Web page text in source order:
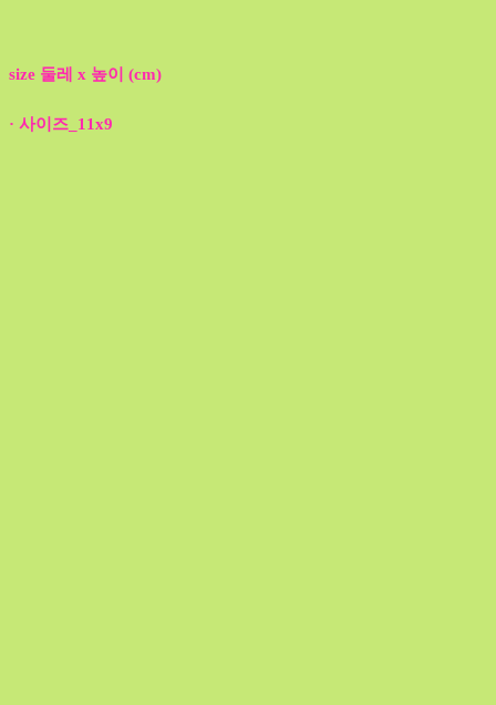
size 둘레 x 높이 (cm)
· 사이즈_11x9